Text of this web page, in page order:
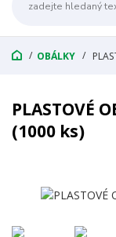
OBÁLKY
PLASTOVÉ
(1000 ks)